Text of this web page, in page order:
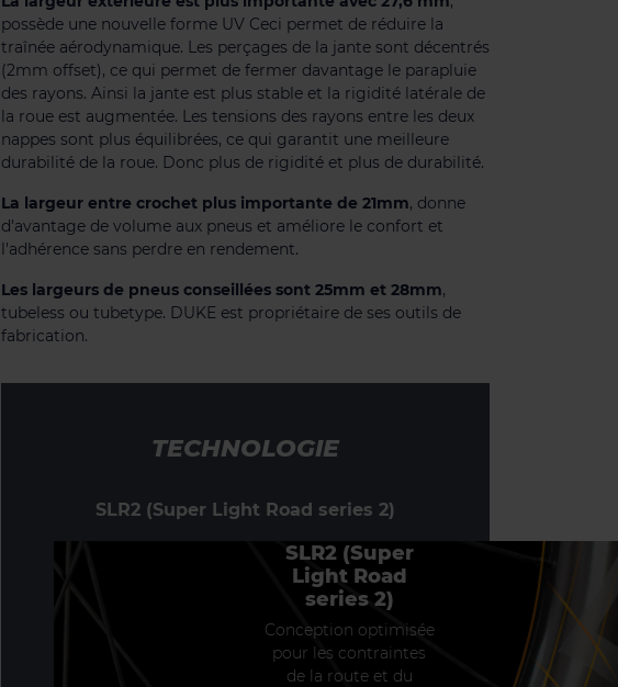
possède une nouvelle forme UV Ceci permet de réduire la
traînée aérodynamique. Les perçages de la jante sont décentrés
(2mm offset), ce qui permet de fermer davantage le parapluie
des rayons. Ainsi la jante est plus stable et la rigidité latérale de
la roue est augmentée. Les tensions des rayons entre les deux
nappes sont plus équilibrées, ce qui garantit une meilleure
durabilité de la roue. Donc plus de rigidité et plus de durabilité.
La largeur entre crochet plus importante de 21mm, donne
d'avantage de volume aux pneus et améliore le confort et
l'adhérence sans perdre en rendement.
Les largeurs de pneus conseillées sont 25mm et 28mm,
tubeless ou tubetype. DUKE est propriétaire de ses outils de
fabrication.
TECHNOLOGIE
SLR2 (Super Light Road series 2)
SLR2 (Super
Light Road
series 2)
Conception optimisée
pour les contraintes
de la route et du